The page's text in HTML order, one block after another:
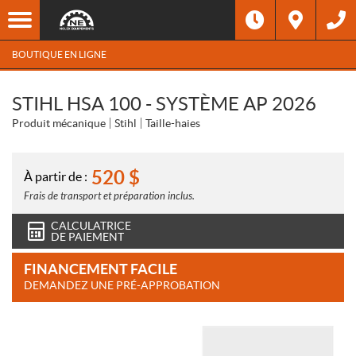
BOUTIQUE EN LIGNE
STIHL HSA 100 - SYSTÈME AP 2026
Produit mécanique Stihl Taille-haies
À partir de : 520 $
Frais de transport et préparation inclus.
CALCULATRICE
DE PAIEMENT
FINANCEMENT FACILE
DEMANDEZ UNE PRÉ-APPROBATION